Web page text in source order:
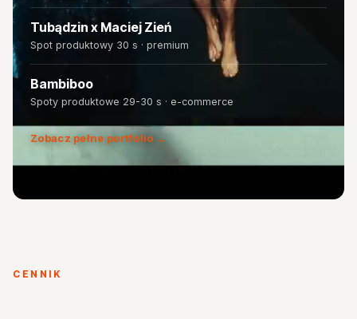
Tubądzin x Maciej Zień
Spot produktowy 30 s · premium
Bambiboo
Spoty produktowe 29-30 s · e-commerce
Zobacz pełne portfolio →
CENNIK